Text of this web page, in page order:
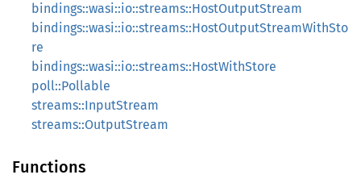
bindings::wasi::io::streams::HostOutputStream
bindings::wasi::io::streams::HostOutputStreamWithSto
re
bindings::wasi::io::streams::HostWithStore
poll::Pollable
streams::InputStream
streams::OutputStream
Functions